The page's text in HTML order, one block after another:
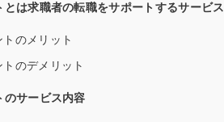
とは求職者の転職をサポートするサービス
のメリット
のデメリット
のサービス内容